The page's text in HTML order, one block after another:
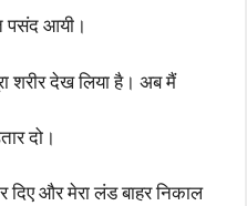
पसंद आयी।
शरीर देख लिया है। अब मैं
दो।
दिए और मेरा लंड बाहर निकाल